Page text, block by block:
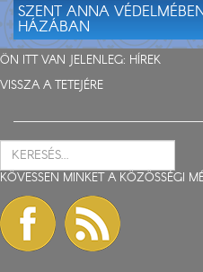
SZENT ANNA
HÁZÁBAN
ÖN ITT VAN JELENLEG: HÍREK
VISSZA A TETEJÉRE
KÖVESSEN MINKET A KÖZÖSSÉGI